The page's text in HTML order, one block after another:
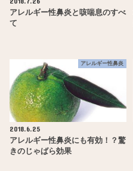
アレルギー性鼻炎と咳喘息のすべ
て
アレルギー性鼻炎
2018.6.25
アレルギー性鼻炎にも有効！？驚
きのじゃばら効果